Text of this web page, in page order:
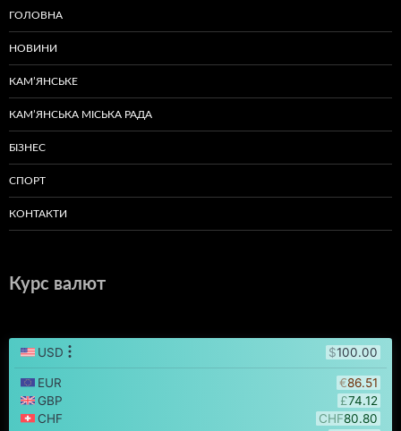
ГОЛОВНА
НОВИНИ
КАМ’ЯНСЬКЕ
КАМ’ЯНСЬКА МІСЬКА РАДА
БІЗНЕС
СПОРТ
КОНТАКТИ
Курс валют